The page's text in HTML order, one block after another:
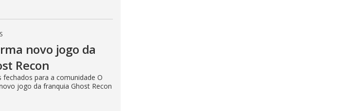
novo jogo da
Recon
fechados para a comunidade O
jogo da franquia Ghost Recon